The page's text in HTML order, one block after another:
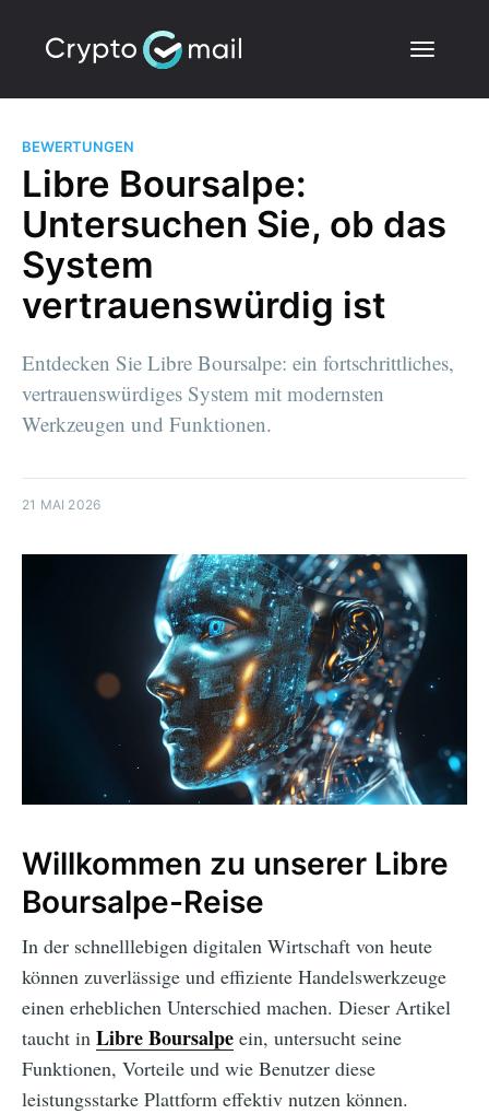
BEWERTUNGEN
Libre Boursalpe:
Untersuchen Sie, ob das
System
vertrauenswürdig ist
Entdecken Sie Libre Boursalpe: ein fortschrittliches,
vertrauenswürdiges System mit modernsten
Werkzeugen und Funktionen.
21 MAI 2026
Willkommen zu unserer Libre
Boursalpe-Reise
In der schnelllebigen digitalen Wirtschaft von heute
können zuverlässige und effiziente Handelswerkzeuge
einen erheblichen Unterschied machen. Dieser Artikel
taucht in Libre Boursalpe ein, untersucht seine
Funktionen, Vorteile und wie Benutzer diese
leistungsstarke Plattform effektiv nutzen können.